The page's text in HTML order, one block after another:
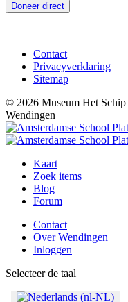
Doneer direct
Contact
Privacyverklaring
Sitemap
© 2026 Museum Het Schip
Wendingen
Kaart
Zoek items
Blog
Forum
Contact
Over Wendingen
Inloggen
Selecteer de taal